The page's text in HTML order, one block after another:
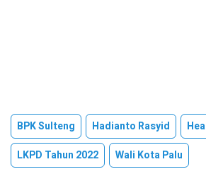
BPK Sulteng Hadianto Rasyid
LKPD Tahun 2022
Wali Kota Palu